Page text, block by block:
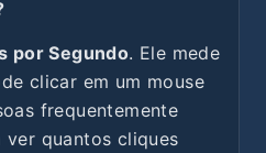
por Segundo. Ele mede
clicar em um mouse
frequentemente
ver quantos cliques